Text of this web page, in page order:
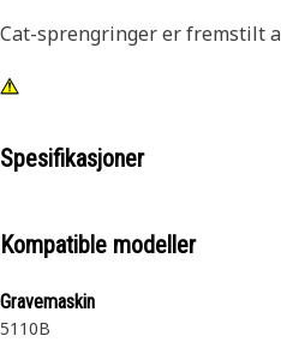
Cat-sprengringer er fremstilt
Spesifikasjoner
Kompatible modeller
Gravemaskin
5110B